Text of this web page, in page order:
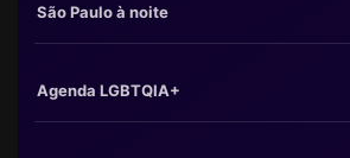
São Paulo à noite
Agenda LGBTQIA+